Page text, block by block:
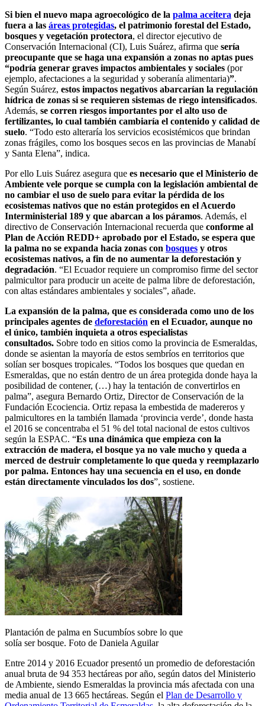
Si bien el nuevo mapa agroecológico de la palma aceitera deja
fuera a las áreas protegidas, el patrimonio forestal del Estado,
bosques y vegetación protectora, el director ejecutivo de
Conservación Internacional (CI), Luis Suárez, afirma que sería
preocupante que se haga una expansión a zonas no aptas pues
“podría generar graves impactos ambientales y sociales (por
ejemplo, afectaciones a la seguridad y soberanía alimentaria)”.
Según Suárez, estos impactos negativos abarcarían la regulación
hídrica de zonas si se requieren sistemas de riego intensificados.
Además, se corren riesgos importantes por el alto uso de
fertilizantes, lo cual también cambiaría el contenido y calidad de
suelo. “Todo esto alteraría los servicios ecosistémicos que brindan
zonas frágiles, como los bosques secos en las provincias de Manabí
y Santa Elena”, indica.
Por ello Luis Suárez asegura que es necesario que el Ministerio de
Ambiente vele porque se cumpla con la legislación ambiental de
no cambiar el uso de suelo para evitar la pérdida de los
ecosistemas nativos que no están protegidos en el Acuerdo
Interministerial 189 y que abarcan a los páramos. Además, el
directivo de Conservación Internacional recuerda que conforme al
Plan de Acción REDD+ aprobado por el Estado, se espera que
la palma no se expanda hacia zonas con bosques y otros
ecosistemas nativos, a fin de no aumentar la deforestación y
degradación. “El Ecuador requiere un compromiso firme del sector
palmicultor para producir un aceite de palma libre de deforestación,
con altas estándares ambientales y sociales”, añade.
La expansión de la palma, que es considerada como uno de los
principales agentes de deforestación en el Ecuador, aunque no
el único, también inquieta a otros especialistas
consultados. Sobre todo en sitios como la provincia de Esmeraldas,
donde se asientan la mayoría de estos sembríos en territorios que
solían ser bosques tropicales. “Todos los bosques que quedan en
Esmeraldas, que no están dentro de un área protegida donde haya la
posibilidad de contener, (…) hay la tentación de convertirlos en
palma”, asegura Bernardo Ortiz, Director de Conservación de la
Fundación Ecociencia. Ortiz repasa la embestida de madereros y
palmicultores en la también llamada ‘provincia verde’, donde hasta
el 2016 se concentraba el 51 % del total nacional de estos cultivos
según la ESPAC. “Es una dinámica que empieza con la
extracción de madera, el bosque ya no vale mucho y queda a
merced de destruir completamente lo que queda y reemplazarlo
por palma. Entonces hay una secuencia en el uso, en donde
están directamente vinculados los dos”, sostiene.
Plantación de palma en Sucumbíos sobre lo que
solía ser bosque. Foto de Daniela Aguilar
Entre 2014 y 2016 Ecuador presentó un promedio de deforestación
anual bruta de 94 353 hectáreas por año, según datos del Ministerio
de Ambiente, siendo Esmeraldas la provincia más afectada con una
media anual de 13 665 hectáreas. Según el Plan de Desarrollo y